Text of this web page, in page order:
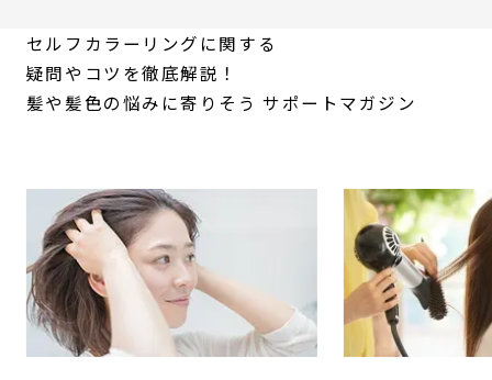
セルフカラーリングに関する
疑問やコツを徹底解説！
髪や髪色の悩みに寄りそう サポートマガジン